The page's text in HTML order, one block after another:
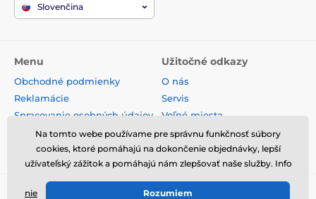
Slovenčina
Menu
Obchodné podmienky
Reklamácie
Spracovanie osobných údajov
Doprava a platba
Odstúpenie od zmluvy
Užitočné odkazy
O nás
Servis
Voľné miesta
Kontakt
© 2026 www.mobilmajak.sk ⦁ E-shop vytvorila
Na tomto webe používame pre správnu funkčnosť súbory
cookies, ktoré pomáhajú na dokončenie objednávky, lepší
užívateľský zážitok a pomáhajú nám zlepšovať naše služby. Info
nie Rozumiem